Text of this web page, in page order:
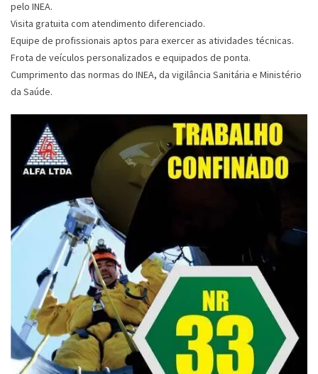
pelo INEA.
Visita gratuita com atendimento diferenciado.
Equipe de profissionais aptos para exercer as atividades técnicas.
Frota de veículos personalizados e equipados de ponta.
Cumprimento das normas do INEA, da vigilância Sanitária e Ministério
da Saúde.